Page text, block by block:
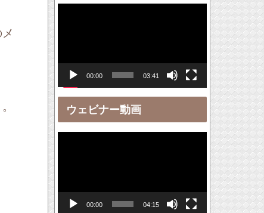
レ
ヤ
00:00 03:41
ウェビナー動画
レ
00:00 04:15